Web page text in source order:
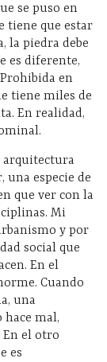
se puso en
tiene que estar
la piedra debe
es diferente,
en
tiene miles de
En realidad,
arquitectura
una especie de
que ver con la
Mi
y por
social que
En el
Cuando
una
mal,
el otro
es